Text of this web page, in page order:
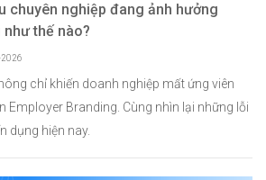
chuyên nghiệp đang ảnh hưởng
thế nào?
chỉ khiến doanh nghiệp mất ứng viên
Employer Branding. Cùng nhìn lại những lỗi
dụng hiện nay.